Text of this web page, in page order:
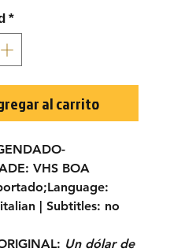
*
al carrito
VHS BOA
| Subtitles: no
Un dólar de